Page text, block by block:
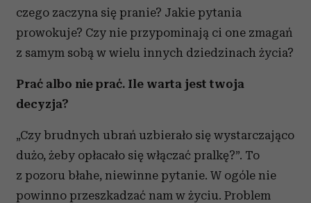
czego zaczyna się pranie? Jakie pytania
prowokuje? Czy nie przypominają ci one zmagań
z samym sobą w wielu innych dziedzinach życia?
Prać albo nie prać. Ile warta jest twoja
decyzja?
„Czy brudnych ubrań uzbierało się wystarczająco
dużo, żeby opłacało się włączać pralkę?”. To
z pozoru błahe, niewinne pytanie. W ogóle nie
powinno przeszkadzać nam w życiu. Problem